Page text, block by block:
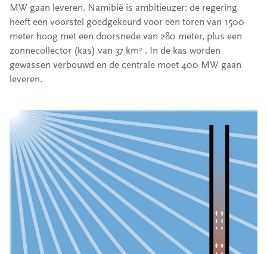
MW gaan leveren. Namibië is ambitieuzer: de regering
heeft een voorstel goedgekeurd voor een toren van 1500
meter hoog met een doorsnede van 280 meter, plus een
zonnecollector (kas) van 37 km2 . In de kas worden
gewassen verbouwd en de centrale moet 400 MW gaan
leveren.